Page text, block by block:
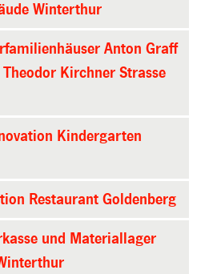
Winterthur
Anton Graff
Kirchner Strasse
Kindergarten
Restaurant Goldenberg
und Materiallager